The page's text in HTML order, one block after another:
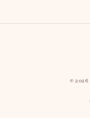
© 2026